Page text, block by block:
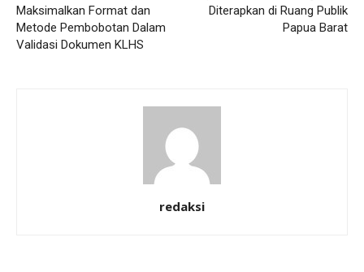
Maksimalkan Format dan
Metode Pembobotan Dalam
Validasi Dokumen KLHS
Diterapkan di Ruang Publik
Papua Barat
redaksi